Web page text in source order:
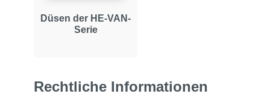
Düsen der HE-VAN-
Serie
Rechtliche Informationen